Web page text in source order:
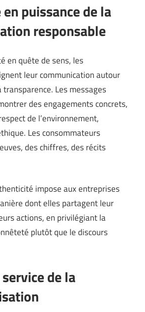
puissance de la
responsable
en quête de sens, les
leur communication autour
transparence. Les messages
des engagements concrets,
de l’environnement,
Les consommateurs
des chiffres, des récits
impose aux entreprises
dont elles partagent leur
actions, en privilégiant la
plutôt que le discours
de la